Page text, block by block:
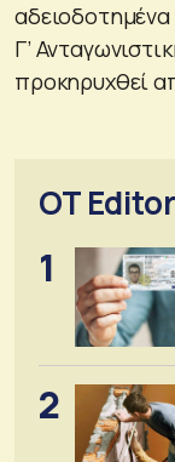
αδειοδοτημένα
Γ’
προκηρυχθεί
OT
1
2